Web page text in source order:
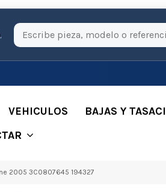
VEHICULOS
BAJAS Y
2005 3C0807645 194327